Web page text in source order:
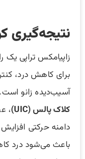
نتیجه‌گیری
زاپیامکس تراپی یک
برای کاهش درد،
آسیب‌دیده زانو
کلاک پالس (UIC)
،
دامنه حرکتی افزایش
باعث می‌شود درد